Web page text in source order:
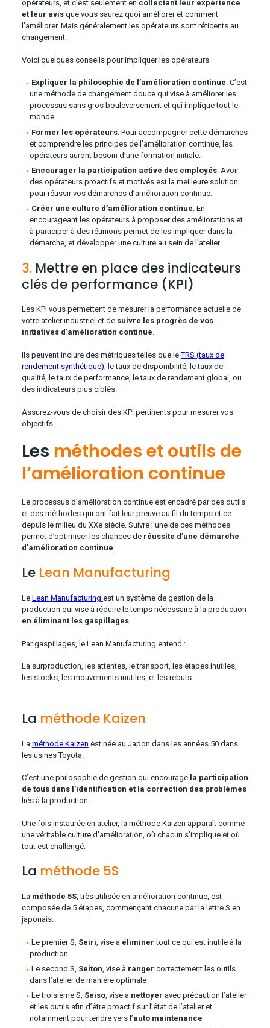
opérateurs, et c’est seulement en collectant leur expérience
et leur avisque vous saurez quoi améliorer et comment
l’améliorer. Mais généralement les opérateurs sont réticents au
changement.
Voici quelques conseils pour impliquer les opérateurs :
Expliquer la philosophie de l’amélioration continue. C’est
une méthode de changement douce qui vise à améliorer les
processus sans gros bouleversement et qui implique tout le
monde.
Former les opérateurs. Pour accompagner cette démarches
et comprendre les principes de l’amélioration continue, les
opérateurs auront besoin d’une formation initiale.
Encourager la participation active des employés. Avoir
des opérateurs proactifs et motivés est la meilleure solution
pour réussir vos démarches d’amélioration continue.
Créer une culture d’amélioration continue . En
encourageant les opérateurs à proposer des améliorations et
à participer à des réunions permet de les impliquer dans la
démarche, et développer une culture au sein de l’atelier.
3.Mettre en place des indicateurs
clés de performance (KPI)
Les KPI vous permettent de mesurer la performance actuelle de
votre atelier industriel et desuivre les progrès de vos
initiatives d’amélioration continue.
Ils peuvent inclure des métriques telles que leTRS (taux de
rendement synthétique) , le taux de disponibilité, le taux de
qualité, le taux de performance, le taux de rendement global, ou
des indicateurs plus ciblés.
Assurez-vous de choisir des KPI pertinents pour mesurer vos
objectifs.
Les méthodes et outils de
l’amélioration continue
Le processus d’amélioration continue est encadré par des outils
et des méthodes qui ont fait leur preuve au fil du temps et ce
depuis le milieu du XXe siècle. Suivre l’une de ces méthodes
permet d’optimiser les chances de réussite d’une démarche
d’amélioration continue
Le Lean Manufacturing
Le Lean Manufacturing est un système de gestion de la
production qui vise à réduire le temps nécessaire à la production
en éliminant les gaspillages.
Par gaspillages, le Lean Manufacturing entend :
La surproduction, les attentes, le transport, les étapes inutiles,
les stocks, les mouvements inutiles, et les rebuts.
La méthode Kaizen
La méthode Kaizen est née au Japon dans les années 50 dans
les usines Toyota.
C’est une philosophie de gestion qui encourage la participation
de tous dans l’identification et la correction des problèmes
liés à la production.
Une fois instaurée en atelier, la méthode Kaizen apparaît comme
une véritable culture d’amélioration, où chacun s’implique et où
tout est challengé.
La méthode 5S
La méthode 5S, très utilisée en amélioration continue, est
composée de 5 étapes, commençant chacune par la lettre S en
japonais.
Le premier S, Seiri , vise à éliminer tout ce qui est inutile à la
production
Le second S, Seiton , vise à ranger correctement les outils
dans l’atelier de manière optimale
Le troisième S, Seiso, vise à nettoyer avec précaution l’atelier
et les outils afin d’être proactif sur l’état de l’atelier et
notamment pour tendre vers l’auto maintenance